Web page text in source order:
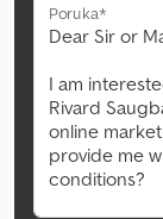
Poruka*